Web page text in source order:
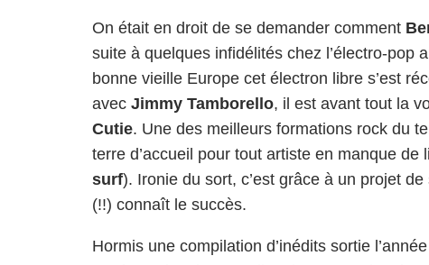
On était en droit de se demander comment
suite à quelques infidélités chez l’électro-pop
bonne vieille Europe cet électron libre s’est
avec Jimmy Tamborello, il est avant tout la
Cutie. Une des meilleurs formations rock du
terre d’accueil pour tout artiste en manque de
surf). Ironie du sort, c’est grâce à un projet
(!!) connaît le succès.
Hormis une compilation d’inédits sortie